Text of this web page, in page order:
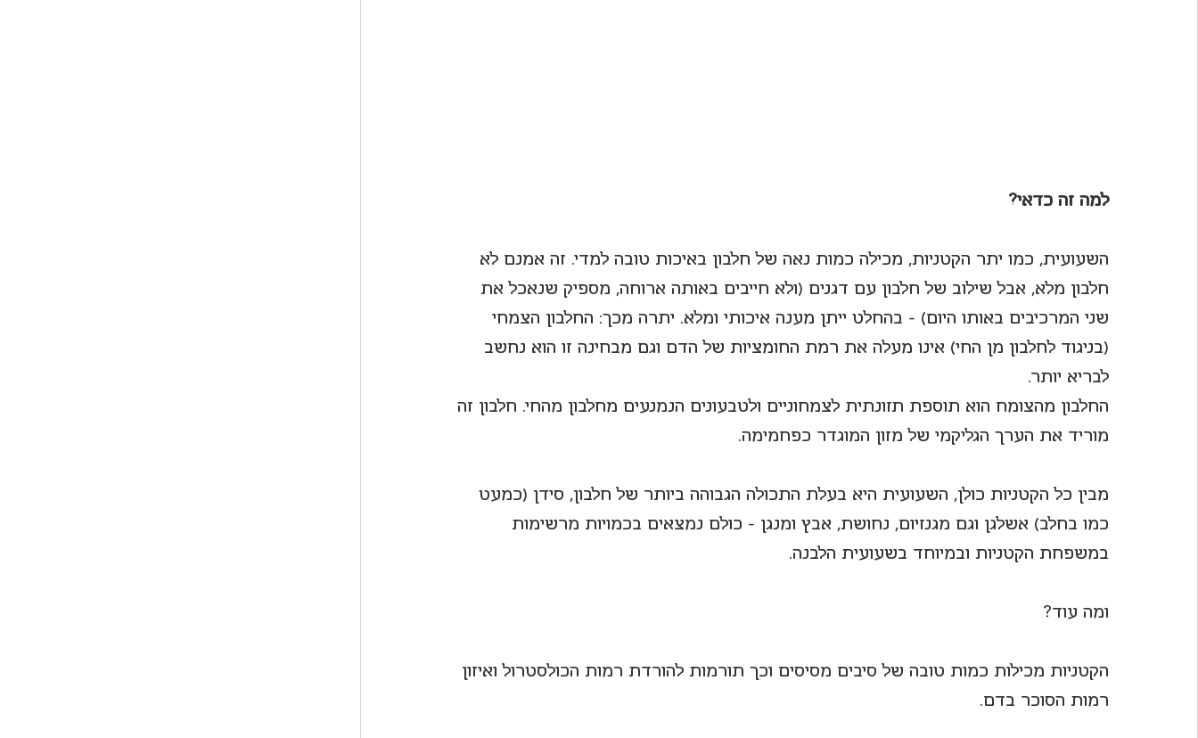
למה זה כדאי?
השעועית, כמו יתר הקטניות, מכילה כמות נאה של חלבון באיכות טובה למדי. זה אמנם לא
חלבון מלא, אבל שילוב של חלבון עם דגנים (ולא חייבים באותה ארוחה, מספיק שנאכל את
שני המרכיבים באותו היום) - בהחלט ייתן מענה איכותי ומלא. יתרה מכך: החלבון הצמחי
(בניגוד לחלבון מן החי) אינו מעלה את רמת החומציות של הדם וגם מבחינה זו הוא נחשב
לבריא יותר.
החלבון מהצומח הוא תוספת תזונתית לצמחוניים ולטבעונים הנמנעים מחלבון מהחי. חלבון זה
מוריד את הערך הגליקמי של מזון המוגדר כפחמימה.
מבין כל הקטניות כולן, השעועית היא בעלת התכולה הגבוהה ביותר של חלבון, סידן (כמעט
כמו בחלב) אשלגן וגם מגנזיום, נחושת, אבץ ומנגן - כולם נמצאים בכמויות מרשימות
במשפחת הקטניות ובמיוחד בשעועית הלבנה.
ומה עוד?
הקטניות מכילות כמות טובה של סיבים מסיסים וכך תורמות להורדת רמות הכולסטרול ואיזון
רמות הסוכר בדם.